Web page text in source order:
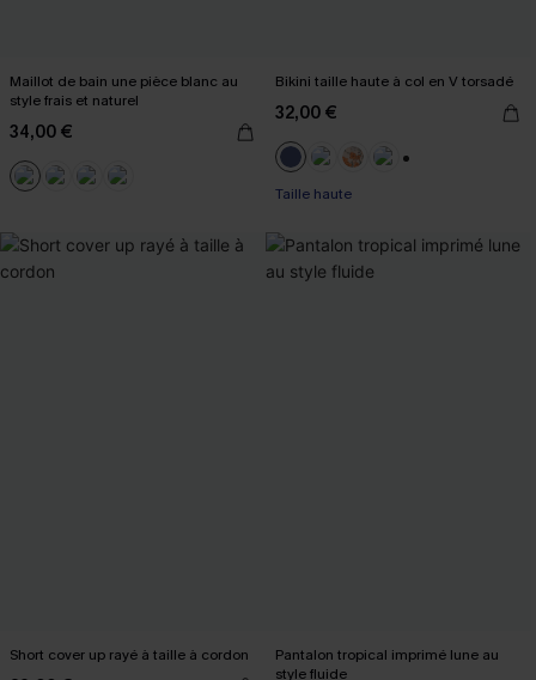
Maillot de bain une pièce blanc au
style frais et naturel
34,00 €
Bikini taille haute à col en V torsadé
32,00 €
Taille haute
Short cover up rayé à taille à cordon
Pantalon tropical imprimé lune au
style fluide